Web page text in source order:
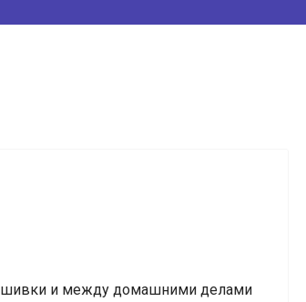
и между домашними делами